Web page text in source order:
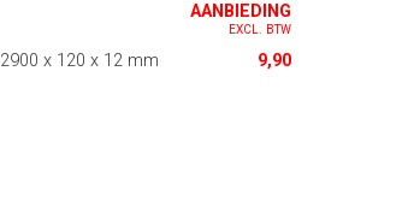
AANBIEDING
EXCL. BTW
2900 x 120 x 12 mm 9,90